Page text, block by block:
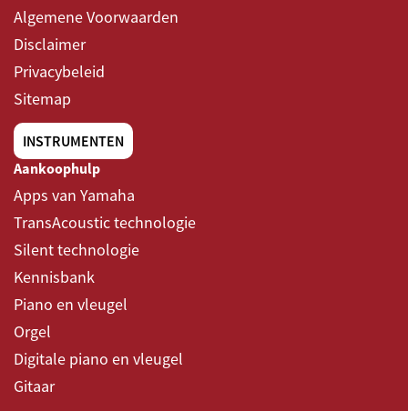
Algemene Voorwaarden
Disclaimer
Privacybeleid
Sitemap
INSTRUMENTEN
Aankoophulp
Apps van Yamaha
TransAcoustic technologie
Silent technologie
Kennisbank
Piano en vleugel
Orgel
Digitale piano en vleugel
Gitaar